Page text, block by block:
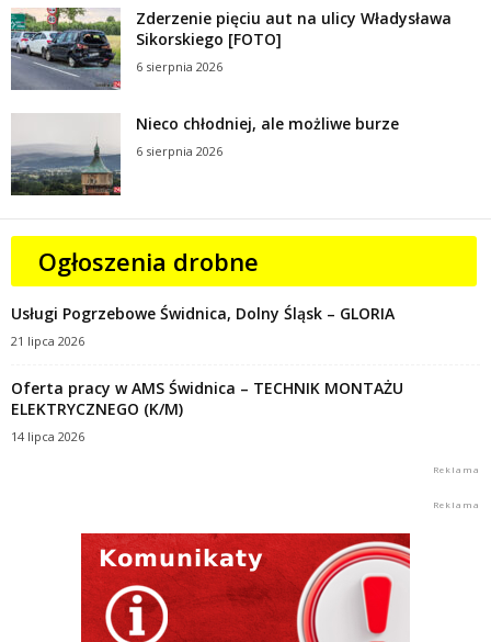
Zderzenie pięciu aut na ulicy Władysława
Sikorskiego [FOTO]
6 sierpnia 2026
Nieco chłodniej, ale możliwe burze
6 sierpnia 2026
Ogłoszenia drobne
Usługi Pogrzebowe Świdnica, Dolny Śląsk – GLORIA
21 lipca 2026
Oferta pracy w AMS Świdnica – TECHNIK MONTAŻU
ELEKTRYCZNEGO (K/M)
14 lipca 2026